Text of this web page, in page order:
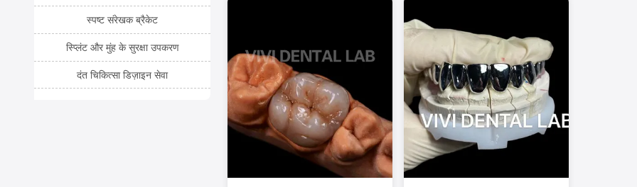
स्पष्ट संरेखक ब्रैकेट
स्प्लिंट और मुंह के सुरक्षा उपकरण
दंत चिकित्सा डिज़ाइन सेवा